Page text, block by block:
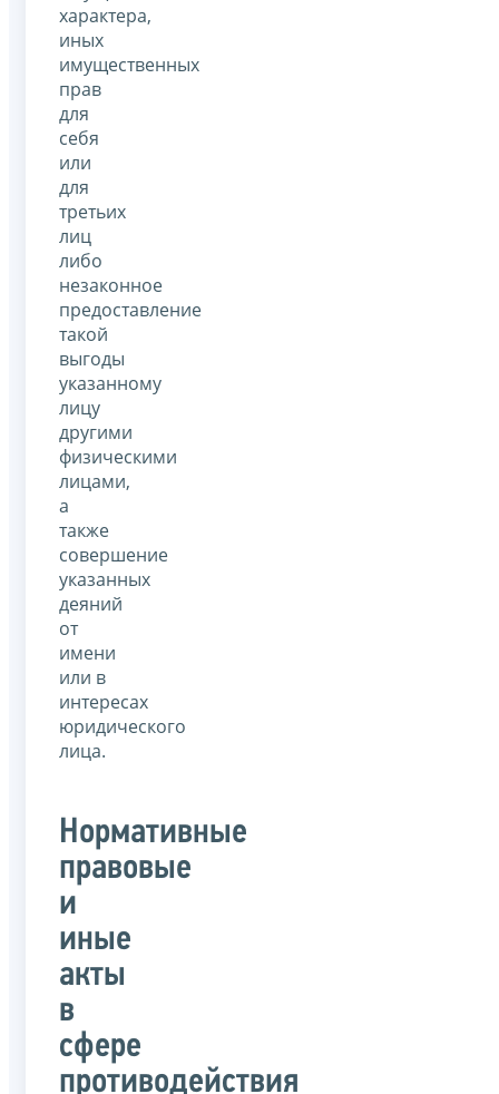
характера,
иных
имущественных
прав
для
себя
или
для
третьих
лиц
либо
незаконное
предоставление
такой
выгоды
указанному
лицу
другими
физическими
лицами,
а
также
совершение
указанных
деяний
от
имени
или в
интересах
юридического
лица.
Нормативные
правовые
и
иные
акты
в
сфере
противодействия